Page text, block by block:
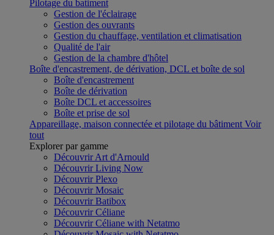
Pilotage du batiment
Gestion de l'éclairage
Gestion des ouvrants
Gestion du chauffage, ventilation et climatisation
Qualité de l'air
Gestion de la chambre d'hôtel
Boîte d'encastrement, de dérivation, DCL et boîte de sol
Boîte d'encastrement
Boîte de dérivation
Boîte DCL et accessoires
Boîte et prise de sol
Appareillage, maison connectée et pilotage du bâtiment Voir
tout
Explorer par gamme
Découvrir Art d'Arnould
Découvrir Living Now
Découvrir Plexo
Découvrir Mosaic
Découvrir Batibox
Découvrir Céliane
Découvrir Céliane with Netatmo